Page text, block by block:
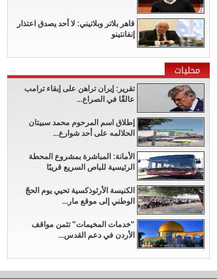
قاهر بلاتر وبلاتيني: لا أحد يصدق اعتذار
إنفانتينو
محليات
تقرير: إيران تراهن على إبقاء ترامب
عالقًا في الصراع...
إطلاق اسم المرحوم محمد سبيتان
الحلالمه على أحد شوارع...
الأمانة: المباشرة بمشروع المحطة
الرئيسية للباص السريع قريبًا
الكنيسة الأرثوذكسية تحيي يوم الحجّ
الوطني إلى موقع مار...
"خدمات المخيمات" تثمن مواقف
الأردن في دعم القدس...